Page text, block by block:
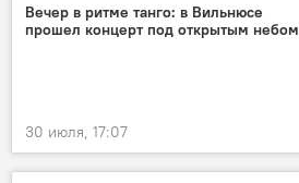
Вечер в ритме танго: в Вильнюсе
прошел концерт под открытым небом
30 июля, 17:07